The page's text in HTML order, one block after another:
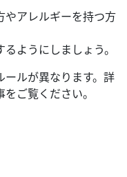
やアレルギーを持つ方
ようにしましょう。
ールが異なります。詳
ご覧ください。